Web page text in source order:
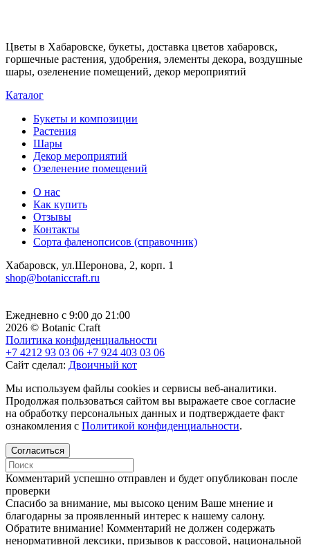
Цветы в Хабаровске, букеты, доставка цветов хабаровск,
горшечные растения, удобрения, элементы декора, воздушные
шары, озеленение помещений, декор мероприятий
Каталог
Букеты и композиции
Растения
Шары
Декор мероприятий
Озеленение помещений
О нас
Как купить
Отзывы
Контакты
Сорта фаленопсисов (справочник)
Хабаровск, ул.Шеронова, 2, корп. 1
shop@botaniccraft.ru
Ежедневно с 9:00 до 21:00
2026 © Botanic Craft
Политика конфиденциальности
+7 4212 93 03 06 +7 924 403 03 06
Сайт сделал: Двоичный кот
Мы используем файлы cookies и сервисы веб-аналитики.
Продолжая пользоваться сайтом вы выражаете свое согласие
на обработку персональных данных и подтверждаете факт
ознакомления с Политикой конфиденциальности.
Согласиться
Комментарий успешно отправлен и будет опубликован после
проверки
Cпасибо за внимание, мы высоко ценим Ваше мнение и
благодарны за проявленный интерес к нашему салону.
Обратите внимание! Комментарий не должен содержать
ненормативной лексики, призывов к рассовой, национальной